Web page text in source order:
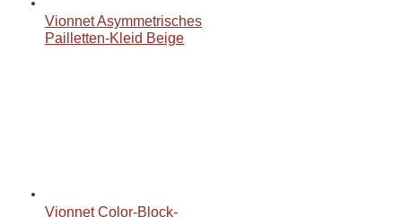
Vionnet Asymmetrisches
Pailletten-Kleid Beige
Vionnet Color-Block-